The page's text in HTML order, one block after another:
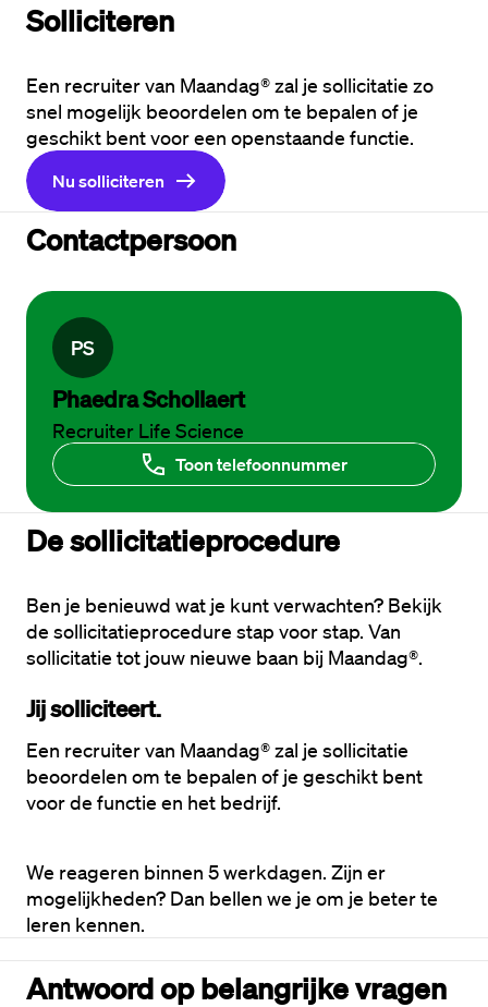
Solliciteren
Een recruiter van Maandag® zal je sollicitatie zo
snel mogelijk beoordelen om te bepalen of je
geschikt bent voor een openstaande functie.
Nu solliciteren
Contactpersoon
PS
Phaedra Schollaert
Recruiter Life Science
Toon telefoonnummer
De sollicitatieprocedure
Ben je benieuwd wat je kunt verwachten? Bekijk
de sollicitatieprocedure stap voor stap. Van
sollicitatie tot jouw nieuwe baan bij Maandag®.
Jij solliciteert.
Een recruiter van Maandag® zal je sollicitatie
beoordelen om te bepalen of je geschikt bent
voor de functie en het bedrijf.
We reageren binnen 5 werkdagen. Zijn er
mogelijkheden? Dan bellen we je om je beter te
leren kennen.
Antwoord op belangrijke vragen